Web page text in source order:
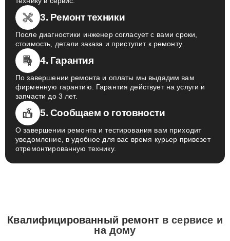
3. Ремонт техники
После диагностики инженер согласует с вами сроки,
стоимость, детали заказа и приступит к ремонту.
4. Гарантия
По завершении ремонта и оплаты мы выдадим вам
фирменную гарантию. Гарантия действует на услуги и
запчасти до 3 лет.
5. Сообщаем о готовности
О завершении ремонта и тестирования вам приходит
уведомление, в удобное для вас время курьер привезет
отремонтированную технику.
Квалифицированный ремонтв сервисе и
на дому